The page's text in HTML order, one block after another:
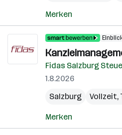
Merken
Fidas Salzburg
1.8.2026
Salzburg
Vollzeit,
Merken